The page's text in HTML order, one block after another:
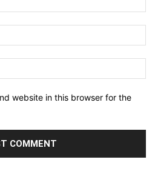
website in this browser for the